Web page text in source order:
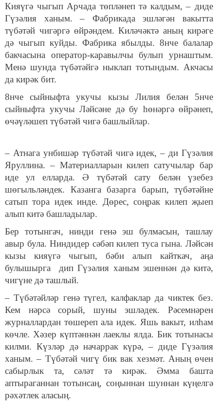
Кияүгә чыгып Арчада төпләнеп тә калдым, – диде
Гүзәлия ханым. – Фабрикада эшләгән вакытта
түбәтәй чигәргә өйрәндем. Киләчәктә аның кирәге
дә чыгып куйды. Фабрика ябылды. 8нче балалар
бакчасына оператор-каравылчы булып урнаштым.
Менә шунда түбәтәйгә ныклап тотындым. Акчасы
да кирәк бит.
8нче сыйныфта укучы кызы Лилия белән 5нче
сыйныфта укучы Ләйсәне дә бу һөнәргә өйрәнеп,
өчәүләшеп түбәтәй чигә башлыйлар.
– Атнага унбишәр түбәтәй чигә идек, – ди Гүзәлия
Яруллина. – Материалларын килеп сатучылар бар
иде ул елларда. Ә түбәтәй сату белән үзебез
шөгыльләндек. Казанга базарга барып, түбәтәйне
сатып тора идек инде. Дөрес, соңрак килеп җыеп
алып китә башладылар.
Бер тотынгач, нинди генә эш булмасын, ташлау
авыр була. Ниндидер сәбәп килеп туса гына. Ләйсән
кызы кияүгә чыгып, бәби алып кайткач, аңа
булышырга дип Гүзәлия ханым эшеннән дә китә,
чигүне дә ташлый.
– Түбәтәйләр генә түгел, калфаклар да чиктек без.
Кем нәрсә сорый, шуны эшләдек. Рәсемнәрен
журналлардан төшереп ала идек. Яшь вакыт, илһам
көчле. Хәзер күптәннән лаеклы ялда. Бик тотынасы
килми. Күзләр дә начаррак күрә, – диде Гүзәлия
ханым. – Түбәтәй чигү бик вак хезмәт. Аның өчен
сабырлык та, сәләт тә кирәк. Әмма башта
аптыраганнан тотынсаң, соңыннан шуннан күңелгә
рәхәтлек аласың.